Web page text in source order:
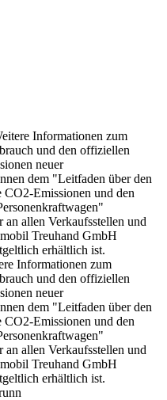
Informationen zum
und den offiziellen
neuer
dem "Leitfaden über den
Emissionen und den
an allen Verkaufsstellen und
Treuhand GmbH
erhältlich ist.
Informationen zum
und den offiziellen
neuer
dem "Leitfaden über den
Emissionen und den
an allen Verkaufsstellen und
Treuhand GmbH
erhältlich ist.